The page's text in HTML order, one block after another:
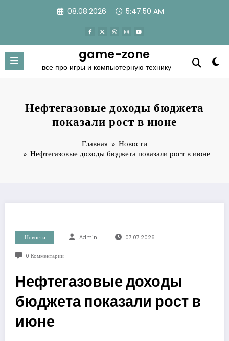
08.08.2026 5:47:50 AM
game-zone
все про игры и компьютерную технику
Нефтегазовые доходы бюджета
показали рост в июне
Главная
Новости
Нефтегазовые доходы бюджета показали рост в июне
Новости Admin 07.07.2026
0 Комментарии
Нефтегазовые доходы
бюджета показали рост в
июне